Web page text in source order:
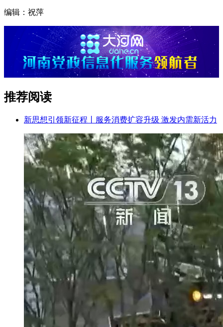
编辑：祝萍
推荐阅读
新思想引领新征程丨服务消费扩容升级 激发内需新活力